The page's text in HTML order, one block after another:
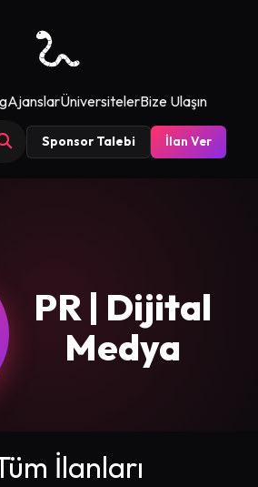
AjanslarÜniversitelerBize Ulaşın
Sponsor Talebi İlan Ver
PR | Dijital
Medya
İlanları